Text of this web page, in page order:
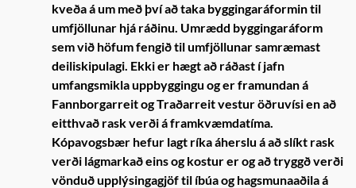
kveða á um með því að taka byggingaráformin til
umfjöllunar hjá ráðinu. Umrædd byggingaráform
sem við höfum fengið til umfjöllunar samræmast
deiliskipulagi. Ekki er hægt að ráðast í jafn
umfangsmikla uppbyggingu og er framundan á
Fannborgarreit og Traðarreit vestur öðruvísi en að
eitthvað rask verði á framkvæmdatíma.
Kópavogsbær hefur lagt ríka áherslu á að slíkt rask
verði lágmarkað eins og kostur er og að tryggð verði
vönduð upplýsingagjöf til íbúa og hagsmunaaðila á